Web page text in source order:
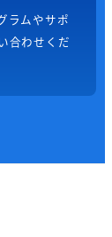
ラムやサポ
合わせくだ